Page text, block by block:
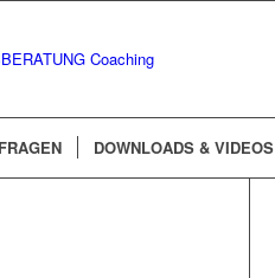
DOWNLOADS & VIDEOS